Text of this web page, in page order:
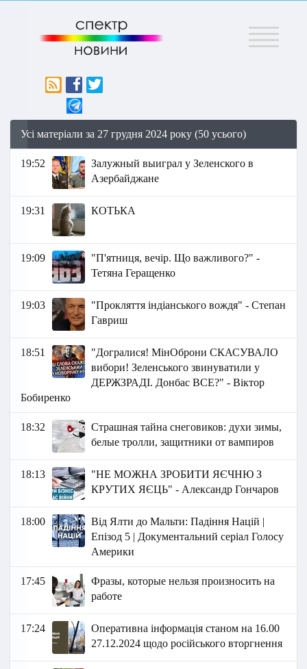
Меню
Усі матеріали за 27 грудня 2024 року (50 усього)
19:52
Залужный выиграл у Зеленского в
Азербайджане
19:31 КОТЬКА
19:09
"П'ятниця, вечір. Що важливого?" -
Тетяна Геращенко
19:03
"Прокляття індіанського вождя" - Степан
Гавриш
18:51
"Догралися! МінОброни СКАСУВАЛО
вибори! Зеленського звинуватили у
ДЕРЖЗРАДІ. Донбас ВСЕ?" - Віктор
Бобиренко
18:32
Страшная тайна снеговиков: духи зимы,
белые тролли, защитники от вампиров
18:13
"НЕ МОЖНА ЗРОБИТИ ЯЄЧНЮ З
КРУТИХ ЯЄЦЬ" - Александр Гончаров
18:00
Від Ялти до Мальти: Падіння Націй |
Епізод 5 | Документальний серіал Голосу
Америки
17:45
Фразы, которые нельзя произносить на
работе
17:24
Оперативна інформація станом на 16.00
27.12.2024 щодо російського вторгнення